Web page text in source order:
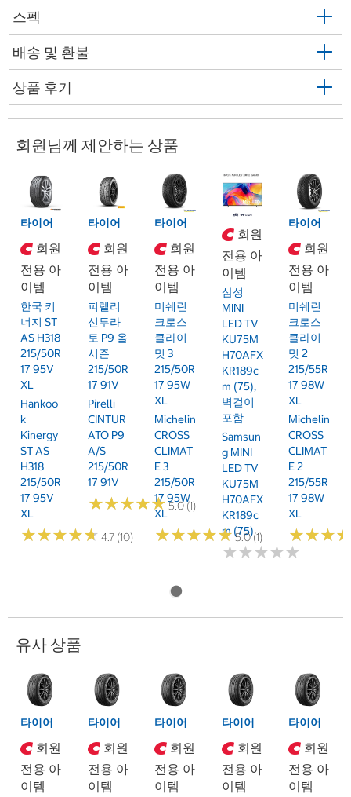
스펙
배송 및 환불
상품 후기
회원님께 제안하는 상품
타이어
회원
전용 아
이템
한국 키
너지 ST
AS H318
215/50R
17 95V
XL
Hankoo
K
Kinergy
ST AS
H318
215/50R
17 95V
XL
★★★★★
★★★★★ 4.7 (10)
타이어
회원
전용 아
이템
피렐리
신투라
토 P9 올
시즌
215/50R
17 91V
Pirelli
CINTUR
ATO P9
A/S
215/50R
17 91V
★★★★★
★★★★★5.0 (1)
타이어
회원
전용 아
이템
미쉐린
크로스
클라이
밋 3
215/50R
17 95W
XL
Michelin
CROSS
CLIMAT
E 3
215/50R
17 95W
XL
★★★★★
★★★★★ 5.0 (1)
회원
전용 아
이템
삼성
MINI
LED TV
KU75M
H70AFX
KR189c
M (75),
벽걸이
포함
Samsun
G MINI
LED TV
KU75M
H70AFX
KR189c
M (75)
★★★★★
★★★★★
타이어
회원
전용 아
이템
미쉐린
크로스
클라이
밋 2
215/55R
17 98W
XL
Michelin
CROSS
CLIMAT
E 2
215/55R
17 98W
XL
★★★
★★★
유사 상품
타이어
회원
전용 아
이템
타이어
회원
전용 아
이템
타이어
회원
전용 아
이템
타이어
회원
전용 아
이템
타이어
회원
전용 아
이템